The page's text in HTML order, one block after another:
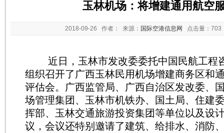
玉林机场：将增建通用航空
2018-09-26 作者： 来源： 国际空港信息网 点击量：
近日，玉林市发改委委托中国民航工程
组织召开了广西玉林民用机场增建商务区和
评估会。广西监管局、广西自治区发改委、
场管理集团、玉林市机铁办、国土局、住建
挥部、玉林交通旅游投资集团等单位以及设
议，会议还特别邀请了建筑、给排水、消防